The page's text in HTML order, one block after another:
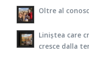
Oltre al
Liniștea care
cresce dalla